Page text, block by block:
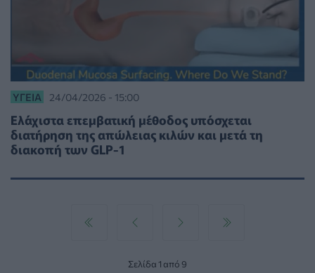
ΥΓΕΊΑ 24/04/2026 - 15:00
Ελάχιστα επεμβατική μέθοδος υπόσχεται
διατήρηση της απώλειας κιλών και μετά τη
διακοπή των GLP-1
Σελίδα 1 από 9